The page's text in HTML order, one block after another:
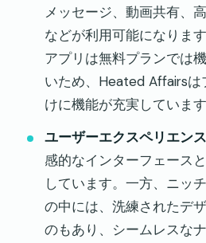
メッセージ、動画共有、
などが利用可能になりま
アプリは無料プランでは
いため、Heated Affairsは
けに機能が充実しています
ユーザーエクスペリエン
感的なインターフェース
しています。一方、ニッ
の中には、洗練されたデ
のもあり、シームレスな